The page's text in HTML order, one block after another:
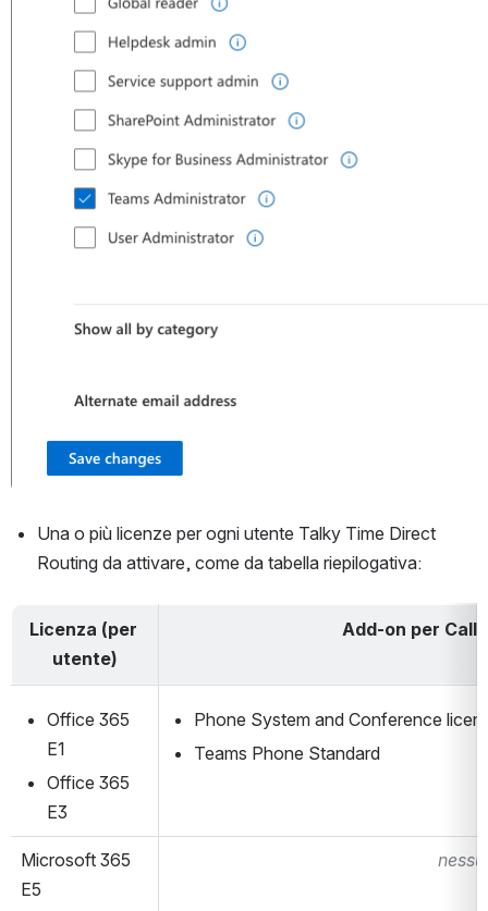
Una o più licenze per ogni utente Talky Time Direct
Routing da attivare, come da tabella riepilogativa:
Licenza (per
utente)
Add-on per Call
Office 365
E1
Office 365
E3
Phone System and Conference
Teams Phone Standard
Microsoft 365
E5